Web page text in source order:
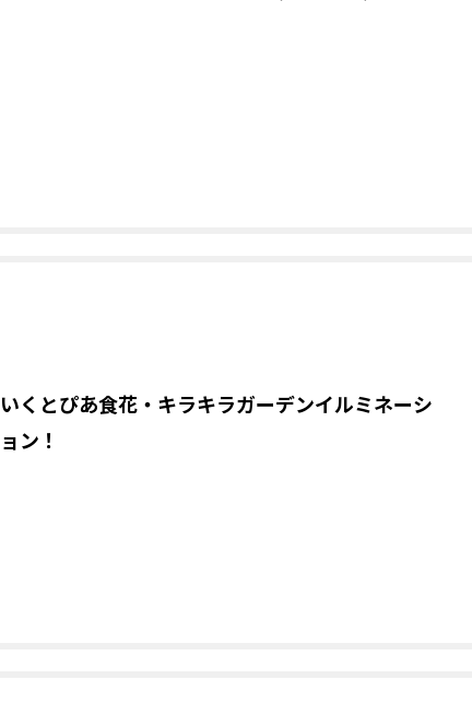
いくとぴあ食花・キラキラガーデンイルミネーシ
ョン！